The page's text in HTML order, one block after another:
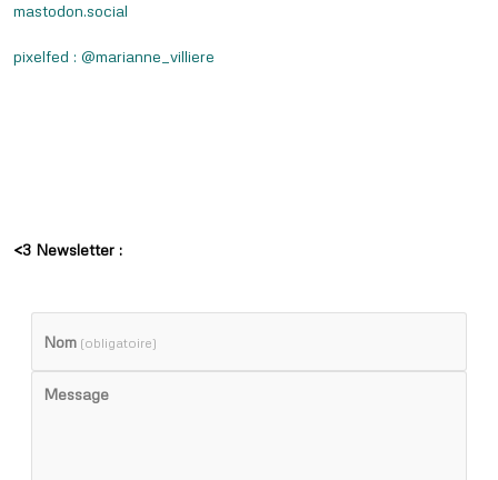
mastodon.social
pixelfed : @marianne_villiere
<3 Newsletter :
Nom (obligatoire)
Message